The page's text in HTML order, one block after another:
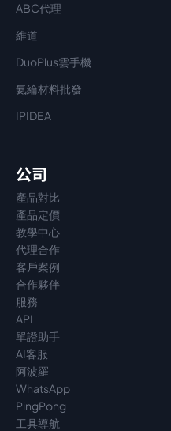
ABC代理
維道
DuoPlus雲手機
氨綸材料批發
IPIDEA
公司
產品對比
產品定價
教學中心
代理合作
客戶案例
合作夥伴
服務
API
單證助手
AI客服
阿波羅
WhatsApp
PingPong
工具導航